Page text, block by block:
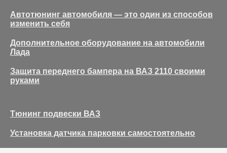
Автотюнинг автомобиля — это один из способов
изменить себя
Дополнительное оборудование на автомобили
Лада
Защита переднего бампера на ВАЗ 2110 своими
руками
Тюнинг подвески ВАЗ
Установка датчика парковки самостоятельно